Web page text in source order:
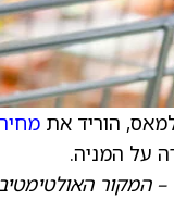
– המקור